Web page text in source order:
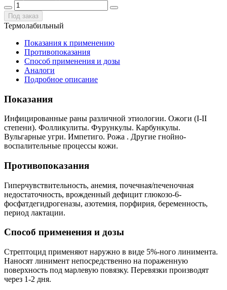
Под заказ
Термолабильный
Показания к применению
Противопоказания
Способ применения и дозы
Аналоги
Подробное описание
Показания
Инфицированные раны различной этиологии. Ожоги (I-II
степени). Фолликулиты. Фурункулы. Карбункулы.
Вульгарные угри. Импетиго. Рожа . Другие гнойно-
воспалительные процессы кожи.
Противопоказания
Гиперчувствительность, анемия, почечная/печеночная
недостаточность, врожденный дефицит глюкозо-6-
фосфатдегидрогеназы, азотемия, порфирия, беременность,
период лактации.
Способ применения и дозы
Стрептоцид применяют наружно в виде 5%-ного линимента.
Наносят линимент непосредственно на пораженную
поверхность под марлевую повязку. Перевязки производят
через 1-2 дня.